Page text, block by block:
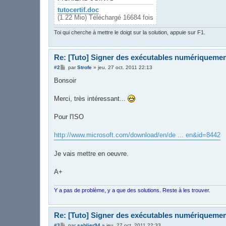
tutocertif.doc
(1.22 Mio) Téléchargé 16684 fois
Toi qui cherche à mettre le doigt sur la solution, appuie sur F1.
Re: [Tuto] Signer des exécutables
#2
M
s
g
parStrofe» jeu. 27 oct. 2011 22:13
Bonsoir
Merci, très intéressant...
Pour l'ISO
http://www.microsoft.com/download/en/de ... en&id=8442
Je vais mettre en oeuvre.
A+
Y a pas de problème, y a que des solutions. Reste à les trouver.
Re: [Tuto] Signer des exécutables
M